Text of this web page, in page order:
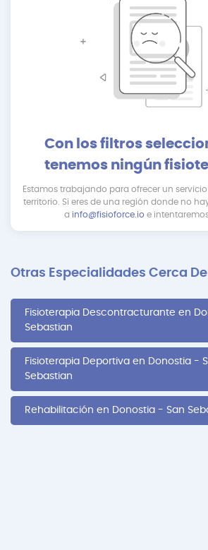
Con los filtros
tenemos ningún
Estamos trabajando para ofrecer un
territorio. Si eres de una región donde no
a info@fisioforce.io e
Otras Especialidades Cerca De
Fisioterapia Descontracturante en
Sebastian
Fisioterapia Deportiva en Donostia -
Sebastian
Rehabilitación en Donostia - San